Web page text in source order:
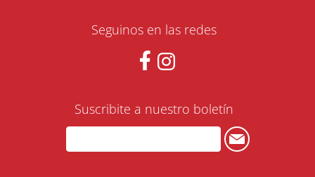
Seguinos en las redes
Suscribite a nuestro boletín